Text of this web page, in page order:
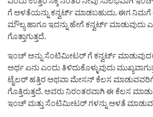
ಗೆ ಅಳತೆಯನ್ನು ಕನ್ವರ್ಟ್ ಮಾಡಬಹುದು. ಈಗ
ಮೌಲ್ಯ ಹಾಗೂ ಇದನ್ನು ಹೇಗೆ ಕನ್ವರ್ಟ್ ಮಾಡುವುದು
ಗೊತ್ತಾಗುತ್ತದೆ.
ಇಂಚ್ ಅನ್ನು ಸೆಂಟಿಮೀಟರ್ ಗೆ ಕನ್ವರ್ಟ್
ಅರ್ಥ ಏನು ಎಂದು ತಿಳಿದುಕೊಳ್ಳುವುದು
ಟೈಲರ್ ಹತ್ತಿರ ಅಥವಾ ಮೇಸನ್ ಕೆಲಸ ಮಾಡುವವರಿಗೆ
ಗೊತ್ತಿರುತ್ತದೆ. ಅವರು ನಿರಂತರವಾಗಿ ಈ ಕೆಲಸ
ಇಂಚ್ ಮತ್ತು ಸೆಂಟಿಮೀಟರ್ ಗಳನ್ನು ಅಳತೆ ಮಾಡುವ